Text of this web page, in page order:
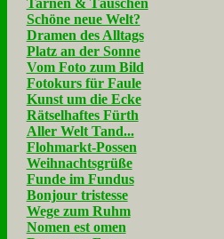
Schöne neue Welt?
Dramen des Alltags
Platz an der Sonne
Vom Foto zum Bild
Fotokurs für Faule
Kunst um die Ecke
Rätselhaftes Fürth
Aller Welt Tand...
Flohmarkt-Possen
Weihnachtsgrüße
Funde im Fundus
Bonjour tristesse
Wege zum Ruhm
Nomen est omen